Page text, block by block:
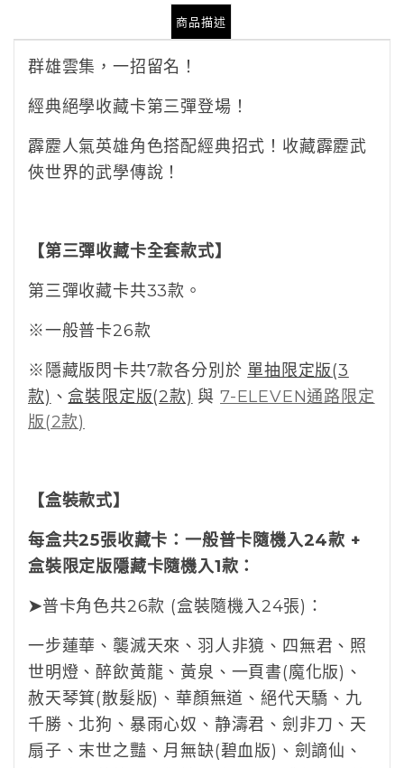
商品描述
群雄雲集，一招留名！
經典絕學收藏卡第三彈登場！
霹靂人氣英雄角色搭配經典招式！收藏霹靂武
俠世界的武學傳說！
【第三彈收藏卡全套款式】
第三彈收藏卡共33款。
※一般普卡26款
※隱藏版閃卡共7款各分別於 單抽限定版(3
款) 、 盒裝限定版(2款) 與7-ELEVEN通路限定
版(2款)
【盒裝款式】
每盒共25張收藏卡：一般普卡隨機入24款 +
盒裝限定版隱藏卡隨機入1款：
➤普卡角色共26款 (盒裝隨機入24張)：
一步蓮華、襲滅天來、羽人非獍、四無君、照
世明燈、醉飲黃龍、黃泉、一頁書(魔化版)、
赦天琴箕(散髮版)、華顏無道、絕代天驕、九
千勝、北狗、暴雨心奴、静濤君、劍非刀、天
扇子、末世之豔、月無缺(碧血版)、劍謫仙、